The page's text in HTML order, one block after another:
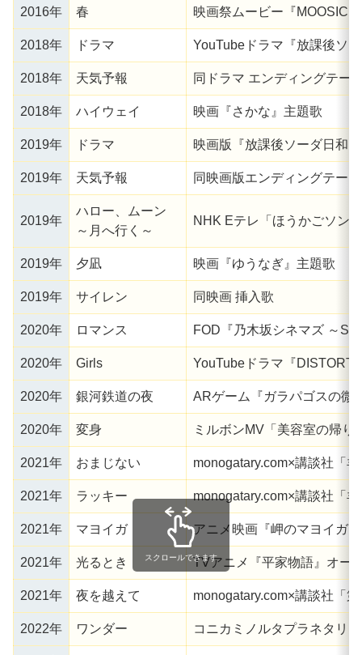
2016年 春 映画祭ムービー『MOOSIC
2018年 ドラマ YouTubeドラマ『放課後ソ
2018年 天気予報 同ドラマ エンディングテー
2018年 ハイウェイ 映画『さかな』主題歌
2019年 ドラマ 映画版『放課後ソーダ日和
2019年 天気予報 同映画版エンディングテーマ
2019年
ハロー、ムーン
～月へ行く～
NHK Eテレ「ほうかごソン
2019年 夕凪 映画『ゆうなぎ』主題歌
2019年 サイレン 同映画 挿入歌
2020年 ロマンス FOD『乃木坂シネマズ ～
2020年 Girls YouTubeドラマ『
2020年 銀河鉄道の夜 ARゲーム『ガラパゴスの微
2020年 変身 ミルボンMV「美容室の帰り
2021年 おまじない monogatary.com×講談社「
2021年 ラッキー monogatary.com×講談社「
2021年 マヨイガ アニメ映画『岬のマヨイガ
2021年 光るとき TVアニメ『平家物語』オー
2021年 夜を越えて monogatary.com×講談社「
2022年 ワンダー コニカミノルタプラネタリ
スクロールできます